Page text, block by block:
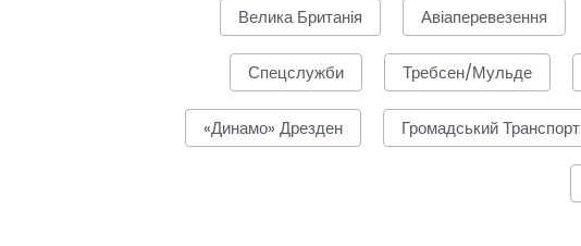
Велика Британія Авіаперевезення
Спецслужби Требсен/Мульде
«Динамо» Дрезден Громадський Транспорт